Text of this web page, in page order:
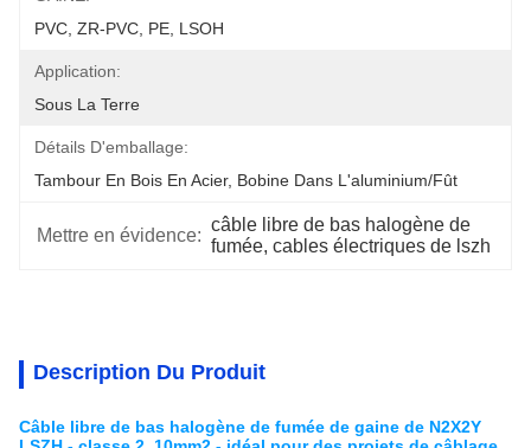
PVC, ZR-PVC, PE, LSOH
Application:
Sous La Terre
Détails D'emballage:
Tambour En Bois En Acier, Bobine Dans L'aluminium/fût
Mettre en évidence:
câble libre de bas halogène de
fumée, cables électriques de lszh
Description Du Produit
Câble libre de bas halogène de fumée de gaine de N2X2Y